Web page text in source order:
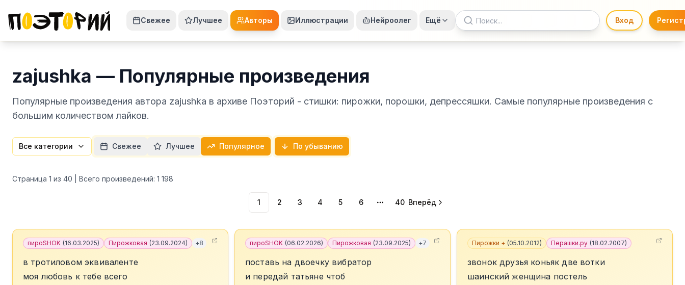
Свежее Лучшее Авторы Иллюстрации Нейроолег Ещё Вход
zajushka — Популярные произведения
Популярные произведения автора zajushka в архиве Поэторий - стишки: пирожки, порошки, депрессяшки. Самые популярные произведения с
большим количеством лайков.
Все категории Свежее Лучшее Популярное По убыванию
Страница 1 из 40 | Всего произведений: 1 198
1 2 3 4 5 6
More pages
40 Вперёд
пироSHOK (16.03.2025) Пирожковая (23.09.2024) +8
в тротиловом эквиваленте
моя любовь к тебе всего
пироSHOK (06.02.2026) Пирожковая (23.09.2025) +7
поставь на двоечку вибратор
и передай татьяне чтоб
Пирожки + (05.10.2012) Перашки.ру (18.02.2007)
звонок друзья коньяк две вотки
шаинский женщина постель